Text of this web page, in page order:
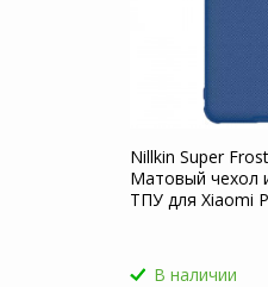
Nillkin Super
Матовый чехол
ТПУ для Xiaomi
В наличии